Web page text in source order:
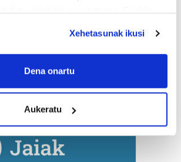
also like to:
about your geographical
device by actively scanning it for
(fingerprinting)
how your personal data is processed
in thedetails section
Xehetasunak ikusi
Dena onartu
Aukeratu